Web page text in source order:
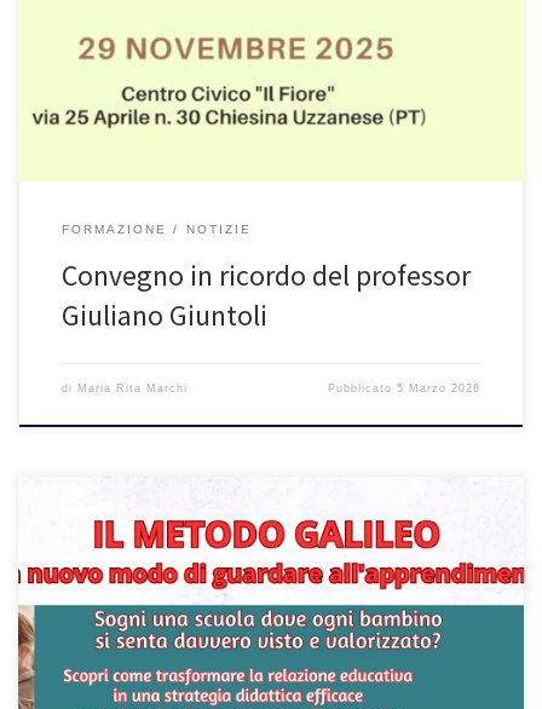
https://galileoeducational.net/rivista/1067-2/
FORMAZIONE NOTIZIE
Convegno in ricordo del professor
Giuliano Giuntoli
di Maria Rita Marchi Pubblicato5 Marzo 2026
Un viaggio nella scuola che valorizza ogni bambino Hai mai
desiderato una scuola in cui ogni bambino si senta davvero visto,
ascoltato e valorizzato per ciò che è?Il Metodo Galileo non è solo
una proposta didattica, ma un nuovo modo di guardare
all’apprendimento: qui la relazione, l’autostima e il pensiero
diventano il […]